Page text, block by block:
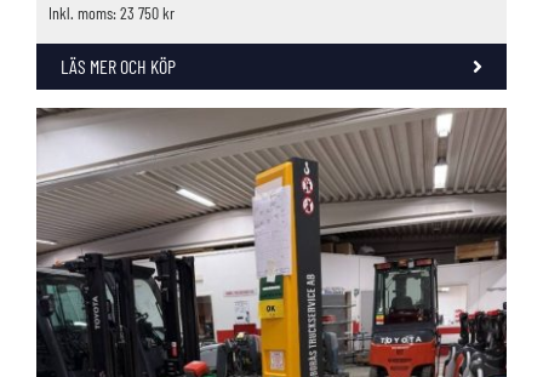
Inkl. moms: 23 750 kr
LÄS MER OCH KÖP